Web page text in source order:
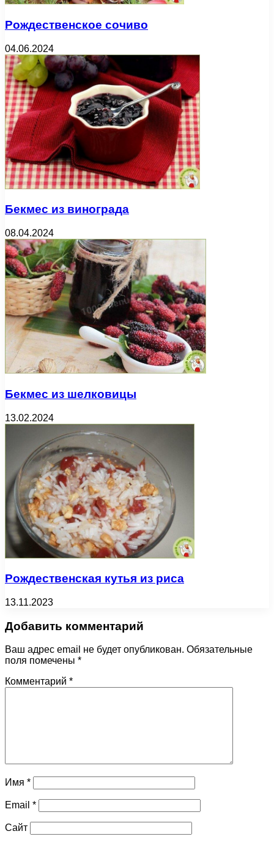
Рождественское сочиво
04.06.2024
Бекмес из винограда
08.04.2024
Бекмес из шелковицы
13.02.2024
Рождественская кутья из риса
13.11.2023
Добавить комментарий
Ваш адрес email не будет опубликован. Обязательные
поля помечены *
Комментарий *
Имя *
Email *
Сайт